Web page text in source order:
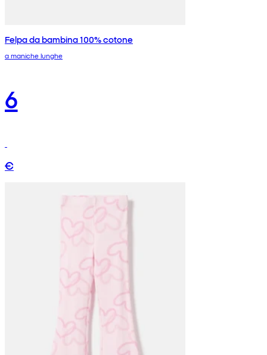
Felpa da bambina 100% cotone
a maniche lunghe
6
€